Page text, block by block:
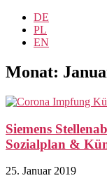
DE
PL
EN
Monat:
Siemens
Sozialplan &
25. Januar 2019